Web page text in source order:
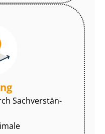
Sach­ver­stän­